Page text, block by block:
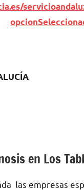
en Los
las empresas